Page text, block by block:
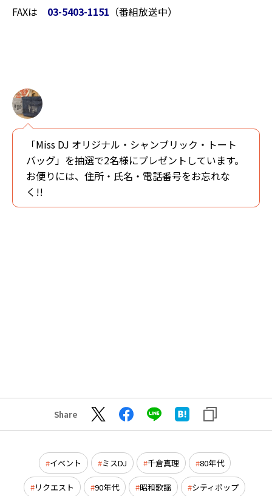
FAXは 03-5403-1151 （番組放送中）
「Miss DJ オリジナル・シャンブリック・トート
バッグ」を抽選で2名様にプレゼントしています。
お便りには、住所・氏名・電話番号をお忘れな
く!!
Share
イベント ミスDJ 千倉真理 80年代
リクエスト 90年代 昭和歌謡 シティポップ